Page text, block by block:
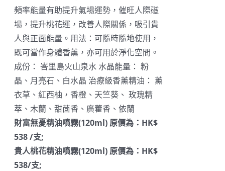
頻率能量有助提升氣場運勢，催旺人際磁
場，提升桃花運，改善人際關係，吸引貴
人與正面能量。用法：可隨時隨地使用，
既可當作身體香薰，亦可用於淨化空間。
成份： 峇里島火山泉水 水晶能量： 粉
晶、月亮石、白水晶 治療級香薰精油： 薰
衣草、紅西柚，香橙、天竺葵、 玫瑰精
萃、木蘭、甜茴香、廣藿香、依蘭
財富無憂精油噴霧(120ml) 原價為：HK$
538 /支;
貴人桃花精油噴霧(120ml) 原價為：HK$
538/支;